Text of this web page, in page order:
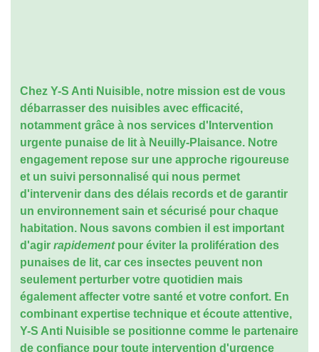
Chez Y-S Anti Nuisible, notre mission est de vous
débarrasser des nuisibles avec efficacité,
notamment grâce à nos services d' Intervention
urgente punaise de lit à Neuilly-Plaisance. Notre
engagement repose sur une approche rigoureuse
et un suivi personnalisé qui nous permet
d'intervenir dans des délais records et de garantir
un environnement sain et sécurisé pour chaque
habitation. Nous savons combien il est important
d'agirrapidementpour éviter la prolifération des
punaises de lit, car ces insectes peuvent non
seulement perturber votre quotidien mais
également affecter votre santé et votre confort. En
combinant expertise technique et écoute attentive,
Y-S Anti Nuisible se positionne comme le partenaire
de confiance pour toute intervention d'urgence